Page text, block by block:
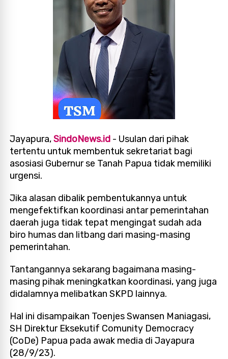
Jayapura,SindoNews.id - Usulan dari pihak
tertentu untuk membentuk sekretariat bagi
asosiasi Gubernur se Tanah Papua tidak memiliki
urgensi.
Jika alasan dibalik pembentukannya untuk
mengefektifkan koordinasi antar pemerintahan
daerah juga tidak tepat mengingat sudah ada
biro humas dan litbang dari masing-masing
pemerintahan.
Tantangannya sekarang bagaimana masing-
masing pihak meningkatkan koordinasi, yang juga
didalamnya melibatkan SKPD lainnya.
Hal ini disampaikan Toenjes Swansen Maniagasi,
SH Direktur Eksekutif Comunity Democracy
(CoDe) Papua pada awak media di Jayapura
(28/9/23).